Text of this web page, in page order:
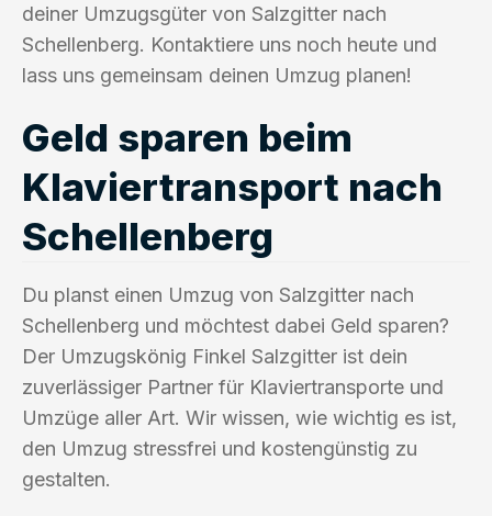
deiner Umzugsgüter von Salzgitter nach
Schellenberg. Kontaktiere uns noch heute und
lass uns gemeinsam deinen Umzug planen!
Geld sparen beim
Klaviertransport nach
Schellenberg
Du planst einen Umzug von Salzgitter nach
Schellenberg und möchtest dabei Geld sparen?
Der Umzugskönig Finkel Salzgitter ist dein
zuverlässiger Partner für Klaviertransporte und
Umzüge aller Art. Wir wissen, wie wichtig es ist,
den Umzug stressfrei und kostengünstig zu
gestalten.